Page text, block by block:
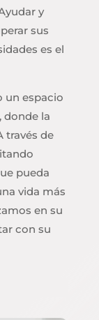
y
sus
es el
un espacio
donde la
través de
pueda
vida más
en su
con su